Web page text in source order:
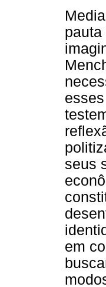
seus
em